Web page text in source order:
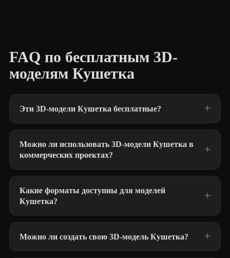
FAQ по бесплатным 3D-
моделям Кушетка
Эти 3D-модели Кушетка бесплатные?
Можно ли использовать 3D-модели Кушетка в
коммерческих проектах?
Какие форматы доступны для моделей
Кушетка?
Можно ли создать свою 3D-модель Кушетка?